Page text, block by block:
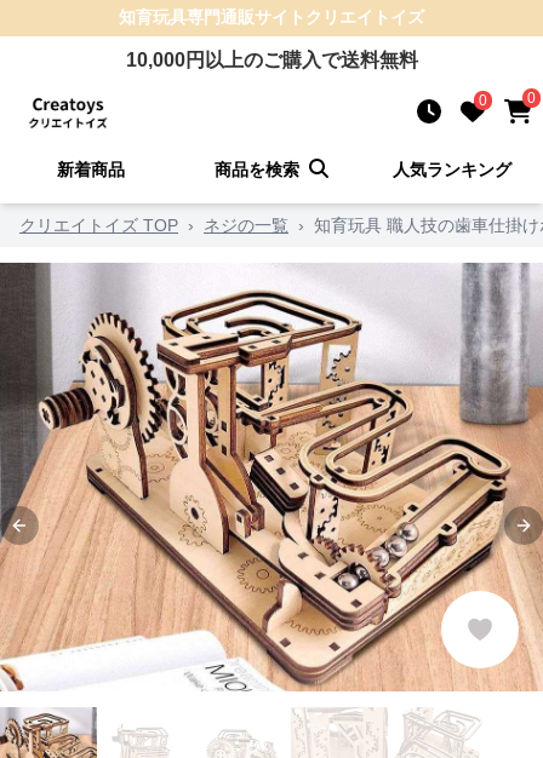
知育玩具専門通販サイト クリエイトイズ
10,000円以上のご購入で送料無料
0 0
新着商品 商品を検索 人気ランキング
クリエイトイズ TOP › ネジの一覧 › 知育玩具 職人技の歯車仕掛
Previous slide